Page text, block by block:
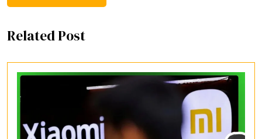
Related Post